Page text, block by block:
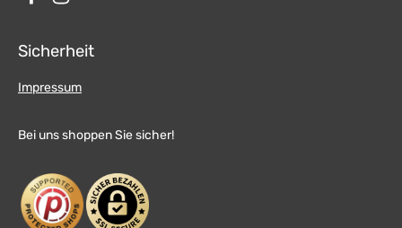
Sicherheit
Impressum
Bei uns shoppen Sie sicher!